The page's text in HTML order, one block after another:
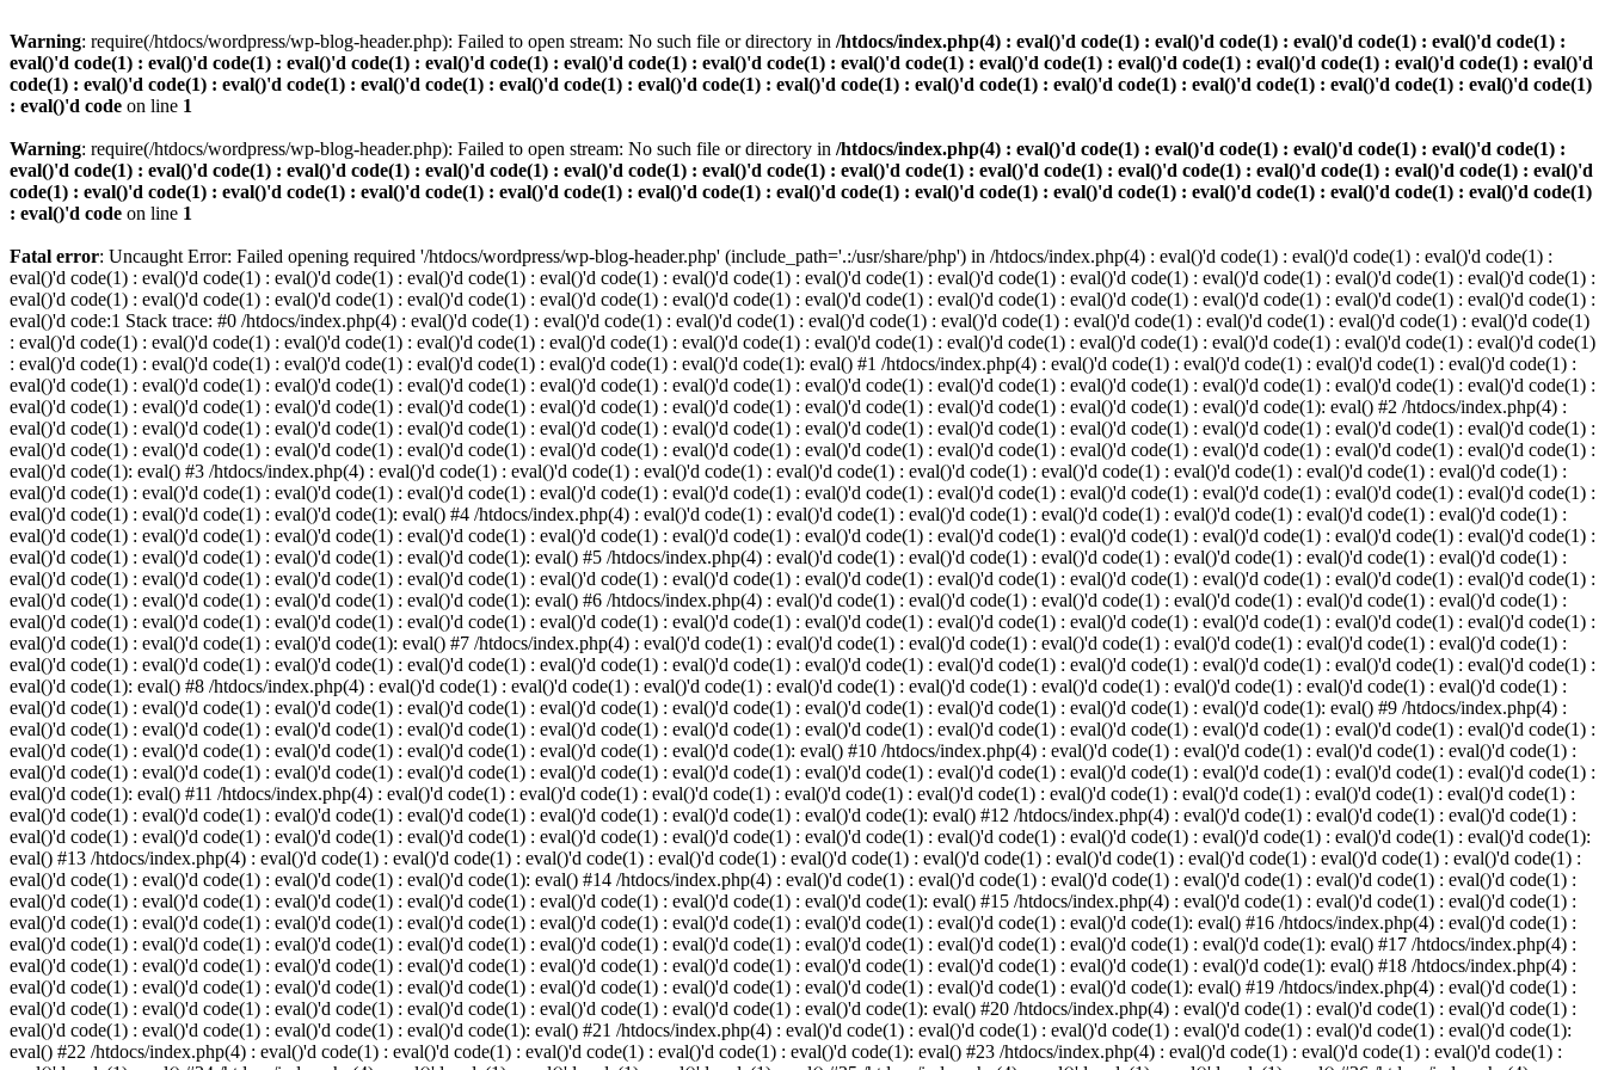
Warning: require(/htdocs/wordpress/wp-blog-header.php): Failed to open stream: No such file or directory in /htdocs/index.php(4) : eval()'d code(1) : eval()'d code(1) : eval()'d code(1) : eval()'d code(1) :
eval()'d code(1) : eval()'d code(1) : eval()'d code(1) : eval()'d code(1) : eval()'d code(1) : eval()'d code(1) : eval()'d code(1) : eval()'d code(1) : eval()'d code(1) : eval()'d code(1) : eval()'d code(1) : eval()'d
code(1) : eval()'d code(1) : eval()'d code(1) : eval()'d code(1) : eval()'d code(1) : eval()'d code(1) : eval()'d code(1) : eval()'d code(1) : eval()'d code(1) : eval()'d code(1) : eval()'d code(1) : eval()'d code(1)
: eval()'d code on line 1
Warning: require(/htdocs/wordpress/wp-blog-header.php): Failed to open stream: No such file or directory in /htdocs/index.php(4) : eval()'d code(1) : eval()'d code(1) : eval()'d code(1) : eval()'d code(1) :
eval()'d code(1) : eval()'d code(1) : eval()'d code(1) : eval()'d code(1) : eval()'d code(1) : eval()'d code(1) : eval()'d code(1) : eval()'d code(1) : eval()'d code(1) : eval()'d code(1) : eval()'d code(1) : eval()'d
code(1) : eval()'d code(1) : eval()'d code(1) : eval()'d code(1) : eval()'d code(1) : eval()'d code(1) : eval()'d code(1) : eval()'d code(1) : eval()'d code(1) : eval()'d code(1) : eval()'d code(1) : eval()'d code(1)
: eval()'d code on line 1
Fatal error: Uncaught Error: Failed opening required '/htdocs/wordpress/wp-blog-header.php' (include_path='.:/usr/share/php') in /htdocs/index.php(4) : eval()'d code(1) : eval()'d code(1) : eval()'d code(1) :
eval()'d code(1) : eval()'d code(1) : eval()'d code(1) : eval()'d code(1) : eval()'d code(1) : eval()'d code(1) : eval()'d code(1) : eval()'d code(1) : eval()'d code(1) : eval()'d code(1) : eval()'d code(1) : eval()'d code(1) :
eval()'d code(1) : eval()'d code(1) : eval()'d code(1) : eval()'d code(1) : eval()'d code(1) : eval()'d code(1) : eval()'d code(1) : eval()'d code(1) : eval()'d code(1) : eval()'d code(1) : eval()'d code(1) : eval()'d code(1) :
eval()'d code:1 Stack trace: #0 /htdocs/index.php(4) : eval()'d code(1) : eval()'d code(1) : eval()'d code(1) : eval()'d code(1) : eval()'d code(1) : eval()'d code(1) : eval()'d code(1) : eval()'d code(1) : eval()'d code(1)
: eval()'d code(1) : eval()'d code(1) : eval()'d code(1) : eval()'d code(1) : eval()'d code(1) : eval()'d code(1) : eval()'d code(1) : eval()'d code(1) : eval()'d code(1) : eval()'d code(1) : eval()'d code(1) : eval()'d code(1)
: eval()'d code(1) : eval()'d code(1) : eval()'d code(1) : eval()'d code(1) : eval()'d code(1) : eval()'d code(1): eval() #1 /htdocs/index.php(4) : eval()'d code(1) : eval()'d code(1) : eval()'d code(1) : eval()'d code(1) :
eval()'d code(1) : eval()'d code(1) : eval()'d code(1) : eval()'d code(1) : eval()'d code(1) : eval()'d code(1) : eval()'d code(1) : eval()'d code(1) : eval()'d code(1) : eval()'d code(1) : eval()'d code(1) : eval()'d code(1) :
eval()'d code(1) : eval()'d code(1) : eval()'d code(1) : eval()'d code(1) : eval()'d code(1) : eval()'d code(1) : eval()'d code(1) : eval()'d code(1) : eval()'d code(1) : eval()'d code(1): eval() #2 /htdocs/index.php(4) :
eval()'d code(1) : eval()'d code(1) : eval()'d code(1) : eval()'d code(1) : eval()'d code(1) : eval()'d code(1) : eval()'d code(1) : eval()'d code(1) : eval()'d code(1) : eval()'d code(1) : eval()'d code(1) : eval()'d code(1) :
eval()'d code(1) : eval()'d code(1) : eval()'d code(1) : eval()'d code(1) : eval()'d code(1) : eval()'d code(1) : eval()'d code(1) : eval()'d code(1) : eval()'d code(1) : eval()'d code(1) : eval()'d code(1) : eval()'d code(1) :
eval()'d code(1): eval() #3 /htdocs/index.php(4) : eval()'d code(1) : eval()'d code(1) : eval()'d code(1) : eval()'d code(1) : eval()'d code(1) : eval()'d code(1) : eval()'d code(1) : eval()'d code(1) : eval()'d code(1) :
eval()'d code(1) : eval()'d code(1) : eval()'d code(1) : eval()'d code(1) : eval()'d code(1) : eval()'d code(1) : eval()'d code(1) : eval()'d code(1) : eval()'d code(1) : eval()'d code(1) : eval()'d code(1) : eval()'d code(1) :
eval()'d code(1) : eval()'d code(1) : eval()'d code(1): eval() #4 /htdocs/index.php(4) : eval()'d code(1) : eval()'d code(1) : eval()'d code(1) : eval()'d code(1) : eval()'d code(1) : eval()'d code(1) : eval()'d code(1) :
eval()'d code(1) : eval()'d code(1) : eval()'d code(1) : eval()'d code(1) : eval()'d code(1) : eval()'d code(1) : eval()'d code(1) : eval()'d code(1) : eval()'d code(1) : eval()'d code(1) : eval()'d code(1) : eval()'d code(1) :
eval()'d code(1) : eval()'d code(1) : eval()'d code(1) : eval()'d code(1): eval() #5 /htdocs/index.php(4) : eval()'d code(1) : eval()'d code(1) : eval()'d code(1) : eval()'d code(1) : eval()'d code(1) : eval()'d code(1) :
eval()'d code(1) : eval()'d code(1) : eval()'d code(1) : eval()'d code(1) : eval()'d code(1) : eval()'d code(1) : eval()'d code(1) : eval()'d code(1) : eval()'d code(1) : eval()'d code(1) : eval()'d code(1) : eval()'d code(1) :
eval()'d code(1) : eval()'d code(1) : eval()'d code(1) : eval()'d code(1): eval() #6 /htdocs/index.php(4) : eval()'d code(1) : eval()'d code(1) : eval()'d code(1) : eval()'d code(1) : eval()'d code(1) : eval()'d code(1) :
eval()'d code(1) : eval()'d code(1) : eval()'d code(1) : eval()'d code(1) : eval()'d code(1) : eval()'d code(1) : eval()'d code(1) : eval()'d code(1) : eval()'d code(1) : eval()'d code(1) : eval()'d code(1) : eval()'d code(1) :
eval()'d code(1) : eval()'d code(1) : eval()'d code(1): eval() #7 /htdocs/index.php(4) : eval()'d code(1) : eval()'d code(1) : eval()'d code(1) : eval()'d code(1) : eval()'d code(1) : eval()'d code(1) : eval()'d code(1) :
eval()'d code(1) : eval()'d code(1) : eval()'d code(1) : eval()'d code(1) : eval()'d code(1) : eval()'d code(1) : eval()'d code(1) : eval()'d code(1) : eval()'d code(1) : eval()'d code(1) : eval()'d code(1) : eval()'d code(1) :
eval()'d code(1): eval() #8 /htdocs/index.php(4) : eval()'d code(1) : eval()'d code(1) : eval()'d code(1) : eval()'d code(1) : eval()'d code(1) : eval()'d code(1) : eval()'d code(1) : eval()'d code(1) : eval()'d code(1) :
eval()'d code(1) : eval()'d code(1) : eval()'d code(1) : eval()'d code(1) : eval()'d code(1) : eval()'d code(1) : eval()'d code(1) : eval()'d code(1) : eval()'d code(1) : eval()'d code(1): eval() #9 /htdocs/index.php(4) :
eval()'d code(1) : eval()'d code(1) : eval()'d code(1) : eval()'d code(1) : eval()'d code(1) : eval()'d code(1) : eval()'d code(1) : eval()'d code(1) : eval()'d code(1) : eval()'d code(1) : eval()'d code(1) : eval()'d code(1) :
eval()'d code(1) : eval()'d code(1) : eval()'d code(1) : eval()'d code(1) : eval()'d code(1) : eval()'d code(1): eval() #10 /htdocs/index.php(4) : eval()'d code(1) : eval()'d code(1) : eval()'d code(1) : eval()'d code(1) :
eval()'d code(1) : eval()'d code(1) : eval()'d code(1) : eval()'d code(1) : eval()'d code(1) : eval()'d code(1) : eval()'d code(1) : eval()'d code(1) : eval()'d code(1) : eval()'d code(1) : eval()'d code(1) : eval()'d code(1) :
eval()'d code(1): eval() #11 /htdocs/index.php(4) : eval()'d code(1) : eval()'d code(1) : eval()'d code(1) : eval()'d code(1) : eval()'d code(1) : eval()'d code(1) : eval()'d code(1) : eval()'d code(1) : eval()'d code(1) :
eval()'d code(1) : eval()'d code(1) : eval()'d code(1) : eval()'d code(1) : eval()'d code(1) : eval()'d code(1) : eval()'d code(1): eval() #12 /htdocs/index.php(4) : eval()'d code(1) : eval()'d code(1) : eval()'d code(1) :
eval()'d code(1) : eval()'d code(1) : eval()'d code(1) : eval()'d code(1) : eval()'d code(1) : eval()'d code(1) : eval()'d code(1) : eval()'d code(1) : eval()'d code(1) : eval()'d code(1) : eval()'d code(1) : eval()'d code(1):
eval() #13 /htdocs/index.php(4) : eval()'d code(1) : eval()'d code(1) : eval()'d code(1) : eval()'d code(1) : eval()'d code(1) : eval()'d code(1) : eval()'d code(1) : eval()'d code(1) : eval()'d code(1) : eval()'d code(1) :
eval()'d code(1) : eval()'d code(1) : eval()'d code(1) : eval()'d code(1): eval() #14 /htdocs/index.php(4) : eval()'d code(1) : eval()'d code(1) : eval()'d code(1) : eval()'d code(1) : eval()'d code(1) : eval()'d code(1) :
eval()'d code(1) : eval()'d code(1) : eval()'d code(1) : eval()'d code(1) : eval()'d code(1) : eval()'d code(1) : eval()'d code(1): eval() #15 /htdocs/index.php(4) : eval()'d code(1) : eval()'d code(1) : eval()'d code(1) :
eval()'d code(1) : eval()'d code(1) : eval()'d code(1) : eval()'d code(1) : eval()'d code(1) : eval()'d code(1) : eval()'d code(1) : eval()'d code(1) : eval()'d code(1): eval() #16 /htdocs/index.php(4) : eval()'d code(1) :
eval()'d code(1) : eval()'d code(1) : eval()'d code(1) : eval()'d code(1) : eval()'d code(1) : eval()'d code(1) : eval()'d code(1) : eval()'d code(1) : eval()'d code(1) : eval()'d code(1): eval() #17 /htdocs/index.php(4) :
eval()'d code(1) : eval()'d code(1) : eval()'d code(1) : eval()'d code(1) : eval()'d code(1) : eval()'d code(1) : eval()'d code(1) : eval()'d code(1) : eval()'d code(1) : eval()'d code(1): eval() #18 /htdocs/index.php(4) :
eval()'d code(1) : eval()'d code(1) : eval()'d code(1) : eval()'d code(1) : eval()'d code(1) : eval()'d code(1) : eval()'d code(1) : eval()'d code(1) : eval()'d code(1): eval() #19 /htdocs/index.php(4) : eval()'d code(1) :
eval()'d code(1) : eval()'d code(1) : eval()'d code(1) : eval()'d code(1) : eval()'d code(1) : eval()'d code(1) : eval()'d code(1): eval() #20 /htdocs/index.php(4) : eval()'d code(1) : eval()'d code(1) : eval()'d code(1) :
eval()'d code(1) : eval()'d code(1) : eval()'d code(1) : eval()'d code(1): eval() #21 /htdocs/index.php(4) : eval()'d code(1) : eval()'d code(1) : eval()'d code(1) : eval()'d code(1) : eval()'d code(1) : eval()'d code(1):
eval() #22 /htdocs/index.php(4) : eval()'d code(1) : eval()'d code(1) : eval()'d code(1) : eval()'d code(1) : eval()'d code(1): eval() #23 /htdocs/index.php(4) : eval()'d code(1) : eval()'d code(1) : eval()'d code(1) :